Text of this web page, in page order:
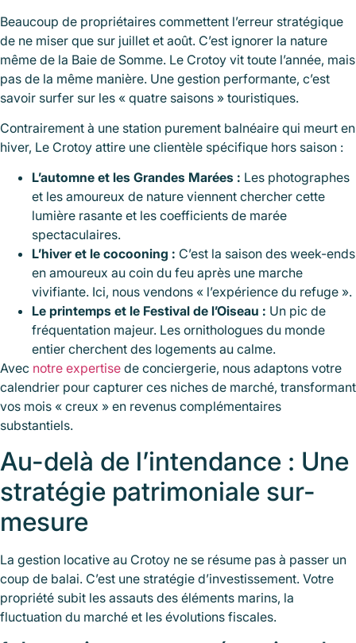
Beaucoup de propriétaires commettent l’erreur stratégique
de ne miser que sur juillet et août. C’est ignorer la nature
même de la Baie de Somme. Le Crotoy vit toute l’année, mais
pas de la même manière. Une gestion performante, c’est
savoir surfer sur les « quatre saisons » touristiques.
Contrairement à une station purement balnéaire qui meurt en
hiver, Le Crotoy attire une clientèle spécifique hors saison :
L’automne et les Grandes Marées : Les photographes
et les amoureux de nature viennent chercher cette
lumière rasante et les coefficients de marée
spectaculaires.
L’hiver et le cocooning : C’est la saison des week-ends
en amoureux au coin du feu après une marche
vivifiante. Ici, nous vendons « l’expérience du refuge ».
Le printemps et le Festival de l’Oiseau : Un pic de
fréquentation majeur. Les ornithologues du monde
entier cherchent des logements au calme.
Avec notre expertise de conciergerie, nous adaptons votre
calendrier pour capturer ces niches de marché, transformant
vos mois « creux » en revenus complémentaires
substantiels.
Au-delà de l’intendance : Une
stratégie patrimoniale sur-
mesure
La gestion locative au Crotoy ne se résume pas à passer un
coup de balai. C’est une stratégie d’investissement. Votre
propriété subit les assauts des éléments marins, la
fluctuation du marché et les évolutions fiscales.